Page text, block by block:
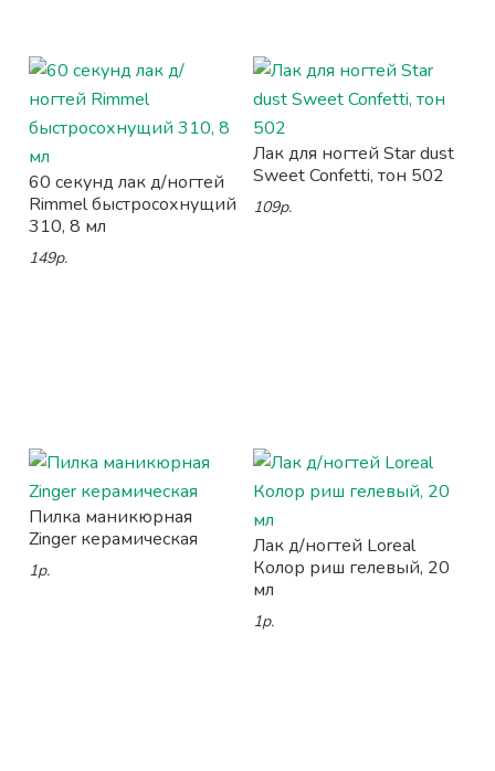
60 секунд лак д/ногтей
Rimmel быстросохнущий
310, 8 мл
149р.
Лак для ногтей Star dust
Sweet Confetti, тон 502
109р.
Пилка маникюрная
Zinger керамическая
1р.
Лак д/ногтей Loreal
Колор риш гелевый, 20
мл
1р.